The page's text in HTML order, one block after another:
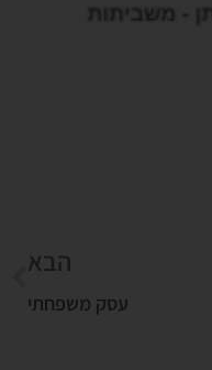
הבא
עסק משפחתי